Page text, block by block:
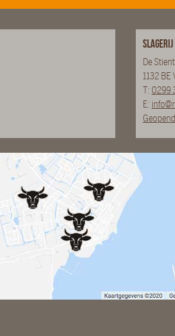
Slagerij
De
1132 BE
T: 0299
E: